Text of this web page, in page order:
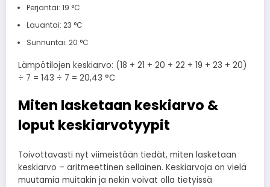
Perjantai: 19 °C
Lauantai: 23 °C
Sunnuntai: 20 °C
Lämpötilojen keskiarvo: (18 + 21 + 20 + 22 + 19 + 23 + 20)
÷ 7 = 143 ÷ 7 = 20,43 °C
Miten lasketaan keskiarvo &
loput keskiarvotyypit
Toivottavasti nyt viimeistään tiedät, miten lasketaan
keskiarvo – aritmeettinen sellainen. Keskiarvoja on vielä
muutamia muitakin ja nekin voivat olla tietyissä